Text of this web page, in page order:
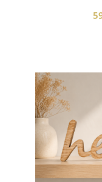
ŁAWKA DO
LITEGO DREWNA,
749,00 zł
do